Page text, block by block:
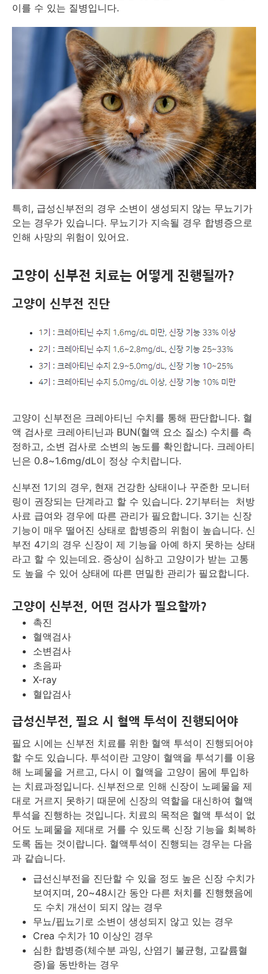
이를 수 있는 질병입니다.
특히, 급성신부전의 경우 소변이 생성되지 않는 무뇨기가
오는 경우가 있습니다. 무뇨기가 지속될 경우 합병증으로
인해 사망의 위험이 있어요.
고양이 신부전 치료는 어떻게 진행될까?
고양이 신부전 진단
고양이 신부전은 크레아티닌 수치를 통해 판단합니다. 혈
액 검사로 크레아티닌과 BUN(혈액 요소 질소) 수치를 측
정하고, 소변 검사로 소변의 농도를 확인합니다. 크레아티
닌은 0.8~1.6mg/dL이 정상 수치랍니다.
신부전 1기의 경우, 현재 건강한 상태이나 꾸준한 모니터
링이 권장되는 단계라고 할 수 있습니다. 2기부터는 처방
사료 급여와 경우에 따른 관리가 필요합니다. 3기는 신장
기능이 매우 떨어진 상태로 합병증의 위험이 높습니다. 신
부전 4기의 경우 신장이 제 기능을 아예 하지 못하는 상태
라고 할 수 있는데요. 증상이 심하고 고양이가 받는 고통
도 높을 수 있어 상태에 따른 면밀한 관리가 필요합니다.
고양이 신부전, 어떤 검사가 필요할까?
촉진
혈액검사
소변검사
초음파
X-ray
혈압검사
급성신부전, 필요 시 혈액 투석이 진행되어야
필요 시에는 신부전 치료를 위한 혈액 투석이 진행되어야
할 수도 있습니다. 투석이란 고양이 혈액을 투석기를 이용
해 노폐물을 거르고, 다시 이 혈액을 고양이 몸에 투입하
는 치료과정입니다. 신부전으로 인해 신장이 노폐물을 제
대로 거르지 못하기 때문에 신장의 역할을 대신하여 혈액
투석을 진행하는 것입니다. 치료의 목적은 혈액 투석이 없
어도 노폐물을 제대로 거를 수 있도록 신장 기능을 회복하
도록 돕는 것이랍니다. 혈액투석이 진행되는 경우는 다음
과 같습니다.
급선신부전을 진단할 수 있을 정도 높은 신장 수치가
보여지며, 20~48시간 동안 다른 처치를 진행했음에
도 수치 개선이 되지 않는 경우
무뇨/핍뇨기로 소변이 생성되지 않고 있는 경우
Crea 수치가 10 이상인 경우
심한 합병증(체수분 과잉, 산염기 불균형, 고칼륨혈
증)을 동반하는 경우